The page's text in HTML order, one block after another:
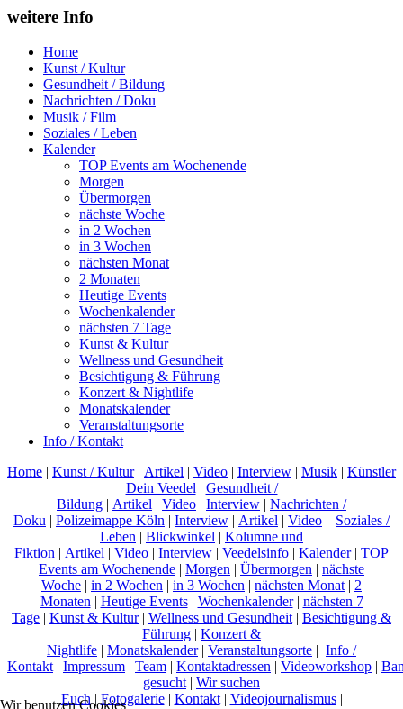
weitere Info
Home
Kunst / Kultur
Gesundheit / Bildung
Nachrichten / Doku
Musik / Film
Soziales / Leben
Kalender
TOP Events am Wochenende
Morgen
Übermorgen
nächste Woche
in 2 Wochen
in 3 Wochen
nächsten Monat
2 Monaten
Heutige Events
Wochenkalender
nächsten 7 Tage
Kunst & Kultur
Wellness und Gesundheit
Besichtigung & Führung
Konzert & Nightlife
Monatskalender
Veranstaltungsorte
Info / Kontakt
Home | Kunst / Kultur| Artikel | Video | Interview | Musik | Künstler
Dein Veedel | Gesundheit /
Bildung | Artikel | Video | Interview | Nachrichten /
Doku | Polizeimappe Köln | Interview | Artikel | Video | Soziales /
Leben | Blickwinkel | Kolumne und
Fiktion | Artikel | Video | Interview | Veedelsinfo | Kalender| TOP
Events am Wochenende | Morgen | Übermorgen | nächste
Woche | in 2 Wochen | in 3 Wochen | nächsten Monat | 2
Monaten | Heutige Events| Wochenkalender| nächsten 7
Tage | Kunst & Kultur| Wellness und Gesundheit | Besichtigung &
Führung | Konzert &
Nightlife | Monatskalender| Veranstaltungsorte | Info /
Kontakt | Impressum | Team | Kontaktadressen | Videoworkshop |
gesucht | Wir suchen
Euch | Fotogalerie| Kontakt| Videojournalismus|
Wir benutzen Cookies